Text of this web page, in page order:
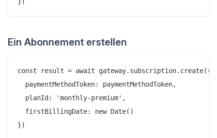
Ein Abonnement erstellen
const result = await gateway.subscription.create({
  paymentMethodToken: paymentMethodToken,
  planId: 'monthly-premium',
  firstBillingDate: new Date()
})